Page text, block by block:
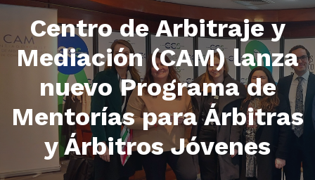
Centro de Arbitraje y
Mediación (CAM) lanza
nuevo Programa de
Mentorías para Árbitras
y Árbitros Jóvenes